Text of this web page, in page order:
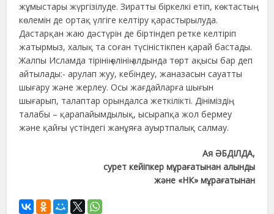
жұмыстары жүргізілуде. Зиратты біркелкі етіп, көктастың
көлемін де ортақ үлгіге келтіру қарастырылуда.
Дастарқан жаю дәстүрін де біртіндеп ретке келтіріп
жатырмыз, халық та соған түсіністікпен қарай бастады.
Жалпы Исламда тірінің өлінің алдында төрт ақысы бар деп
айтылады:- арулап жуу, кебіндеу, жаназасын сауатты
шығару және жерлеу. Осы жағдайларға шығын
шығарып, талаптар орындалса жеткілікті. Дініміздің
талабы – қарапайымдылық, ысырапқа жол бермеу
және қайғы үстіндегі жанұяға ауыртпалық салмау.
Ая ӘБДІЛДА,
сурет кейіпкер мұрағатынан алынды
және «НК» мұрағатынан